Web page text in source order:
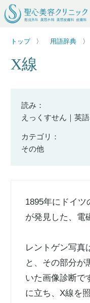
トップ 用語辞典
X線
読み：
えっくすせん｜英
カテゴリ：
その他
1895年にドイ
が発見した、電
レントゲン写真
と、その部分が
いた画像診断で
に立ち、X線を